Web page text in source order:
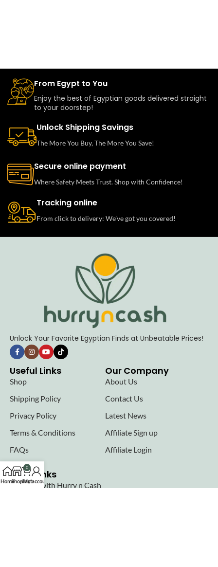
From Egypt to You
Enjoy the best of Egyptian goods delivered straight
to your doorstep!
Unlock Shipping Savings
The More You Buy, The More You Save!
Secure online payment
Where Safety Meets Trust. Shop with Confidence!
Tracking online
From click to delivery: We’ve got you covered!
Unlock Your Favorite Egyptian Finds at Unbeatable Prices!
Useful Links
Shop
Shipping Policy
Privacy Policy
Terms & Conditions
FAQs
Our Company
About Us
Contact Us
Latest News
Affiliate Sign up
Affiliate Login
Seller links
Why Sell with Hurry n Cash
HomeShop
0
Cart
My account